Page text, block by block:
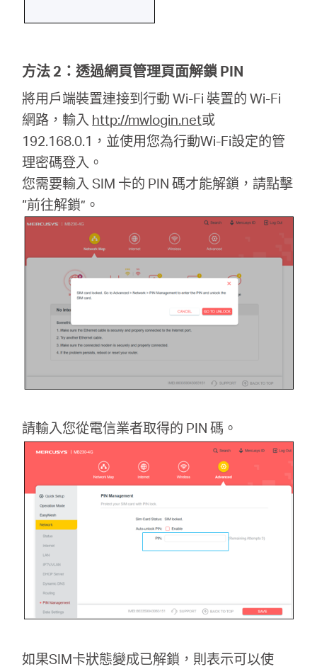
方法 2：透過網頁管理頁面解鎖 PIN
將用戶端裝置連接到行動 Wi-Fi 裝置的 Wi-Fi
網路，輸入 http://mwlogin.net或
192.168.0.1，並使用您為行動Wi-Fi設定的管
理密碼登入。
您需要輸入 SIM 卡的 PIN 碼才能解鎖，請點擊
“前往解鎖”。
請輸入您從電信業者取得的 PIN 碼。
如果SIM卡狀態變成已解鎖，則表示可以使